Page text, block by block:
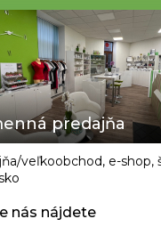
predajňa
veľkoobchod, e-shop,
nás nájdete